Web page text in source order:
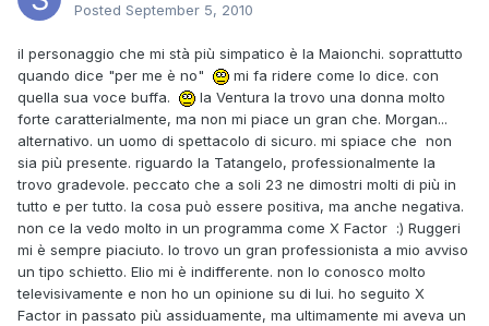
Posted September 5, 2010
il personaggio che mi stà più simpatico è la Maionchi. soprattutto
quando dice "per me è no"
mi fa ridere come lo dice. con
quella sua voce buffa.
la Ventura la trovo una donna molto
forte caratterialmente, ma non mi piace un gran che. Morgan...
alternativo. un uomo di spettacolo di sicuro. mi spiace che non
sia più presente. riguardo la Tatangelo, professionalmente la
trovo gradevole. peccato che a soli 23 ne dimostri molti di più in
tutto e per tutto. la cosa può essere positiva, ma anche negativa.
non ce la vedo molto in un programma come X Factor :) Ruggeri
mi è sempre piaciuto. lo trovo un gran professionista a mio avviso
un tipo schietto. Elio mi è indifferente. non lo conosco molto
televisivamente e non ho un opinione su di lui. ho seguito X
Factor in passato più assiduamente, ma ultimamente mi aveva un